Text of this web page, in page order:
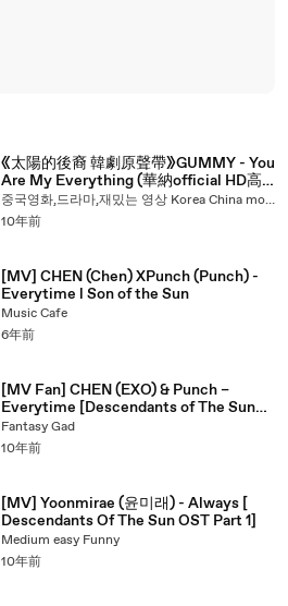
《太陽的後裔 韓劇原聲帶》GUMMY - You
Are My Everything (華納official HD高
畫質官方中字版)[태양의 후예 OST] 송중
기 송혜교 SONG JOONG KI Song Hye
Kyo 宋仲基宋慧乔
중국영화,드라마,재밌는 영상 Korea China movie drama 韩流快递
10年前
[MV] CHEN (Chen) XPunch (Punch) -
Everytime l Son of the Sun
Music Cafe
6年前
[MV Fan] CHEN (EXO) & Punch –
Everytime [Descendants of The Sun
OST]
Fantasy Gad
10年前
[MV] Yoonmirae (윤미래) - Always [
Descendants Of The Sun OST Part 1]
Medium easy Funny
10年前